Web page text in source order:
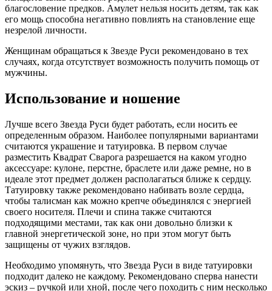
благословение предков. Амулет нельзя носить детям, так как
его мощь способна негативно повлиять на становление еще
незрелой личности.
Женщинам обращаться к Звезде Руси рекомендовано в тех
случаях, когда отсутствует возможность получить помощь от
мужчины.
Использование и ношение
Лучше всего Звезда Руси будет работать, если носить ее
определенным образом. Наиболее популярными вариантами
считаются украшение и татуировка. В первом случае
разместить Квадрат Сварога разрешается на каком угодно
аксессуаре: кулоне, перстне, браслете или даже ремне, но в
идеале этот предмет должен располагаться ближе к сердцу.
Татуировку также рекомендовано набивать возле сердца,
чтобы талисман как можно крепче объединялся с энергией
своего носителя. Плечи и спина также считаются
подходящими местами, так как они довольно близки к
главной энергетической зоне, но при этом могут быть
защищены от чужих взглядов.
Необходимо упомянуть, что Звезда Руси в виде татуировки
подходит далеко не каждому. Рекомендовано сперва нанести
эскиз – ручкой или хной, после чего походить с ним несколько